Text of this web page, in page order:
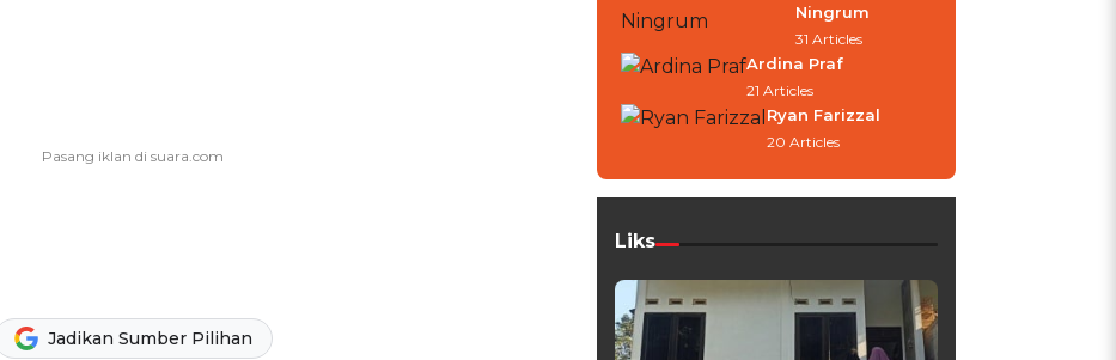
Jadikan Sumber Pilihan
Ningrum
31 Articles
Ardina Praf
21 Articles
Ryan Farizzal
20 Articles
Liks